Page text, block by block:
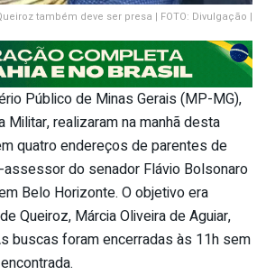
também deve ser presa | FOTO: Divulgação |
Público de Minas Gerais (MP-MG),
Militar, realizaram na manhã desta
quatro endereços de parentes de
assessor do senador Flávio Bolsonaro
Belo Horizonte. O objetivo era
Queiroz, Márcia Oliveira de Aguiar,
buscas foram encerradas às 11h sem